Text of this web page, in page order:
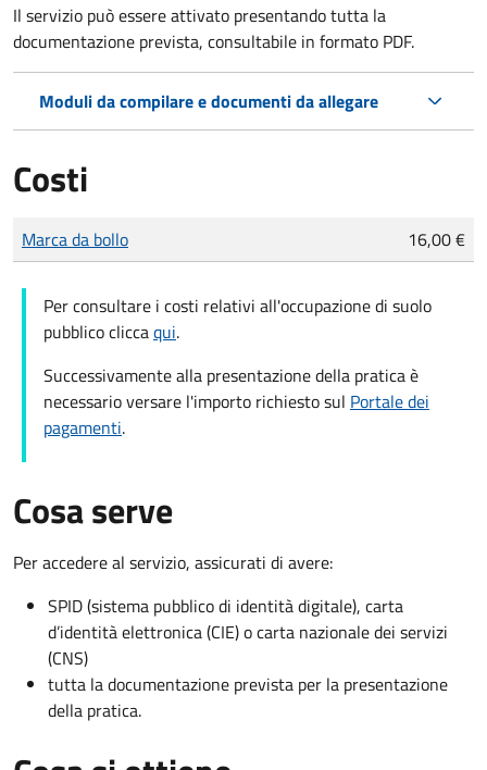
Il servizio può essere attivato presentando tutta la
documentazione prevista, consultabile in formato PDF.
Moduli da compilare e documenti da allegare
Costi
Tipo di pagamento
Importo
Marca da bollo 16,00 €
Per consultare i costi relativi all'occupazione di suolo
pubblico cliccaqui.
Successivamente alla presentazione della pratica è
necessario versare l'importo richiesto sul Portale dei
pagamenti.
Cosa serve
Per accedere al servizio, assicurati di avere:
SPID (sistema pubblico di identità digitale), carta
d’identità elettronica (CIE) o carta nazionale dei servizi
(CNS)
tutta la documentazione prevista per la presentazione
della pratica.